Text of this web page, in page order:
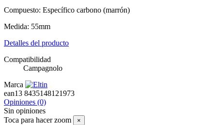
Compuesto: Específico carbono (marrón)
Medida: 55mm
Detalles del producto
Compatibilidad
Campagnolo
Marca
ean13 8435148121973
Opiniones (0)
Sin opiniones
Toca para hacer zoom
×